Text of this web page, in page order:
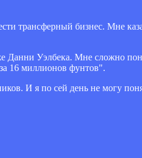
трансферный бизнес. Мне
Данни Уэлбека. Мне сложно
16 миллионов фунтов".
И я по сей день не могу